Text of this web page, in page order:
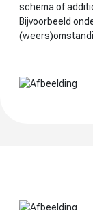
schema of
Bijvoorbeeld